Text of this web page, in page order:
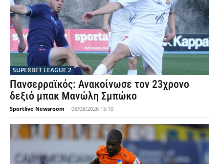
SUPERBET LEAGUE 2
Πανσερραϊκός: Ανακοίνωσε τον 23χρονο
δεξιό μπακ Μανώλη Σμπώκο
Sportlive Newsroom - 08/08/2026 15:10